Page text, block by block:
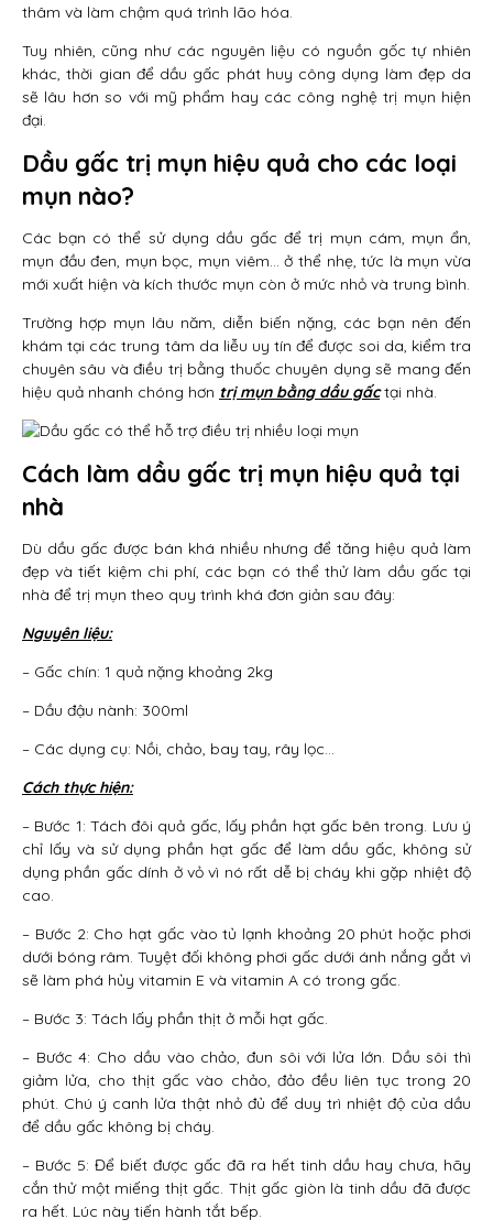
thâm và làm chậm quá trình lão hóa.
Tuy nhiên, cũng như các nguyên liệu có nguồn gốc tự nhiên
khác, thời gian để dầu gấc phát huy công dụng làm đẹp da
sẽ lâu hơn so với mỹ phẩm hay các công nghệ trị mụn hiện
đại.
Dầu gấc trị mụn hiệu quả cho các loại
mụn nào?
Các bạn có thể sử dụng dầu gấc để trị mụn cám, mụn ẩn,
mụn đầu đen, mụn bọc, mụn viêm… ở thể nhẹ, tức là mụn vừa
mới xuất hiện và kích thước mụn còn ở mức nhỏ và trung bình.
Trường hợp mụn lâu năm, diễn biến nặng, các bạn nên đến
khám tại các trung tâm da liễu uy tín để được soi da, kiểm tra
chuyên sâu và điều trị bằng thuốc chuyên dụng sẽ mang đến
hiệu quả nhanh chóng hơn trị mụn bằng dầu gấctại nhà.
Cách làm dầu gấc trị mụn hiệu quả tại
nhà
Dù dầu gấc được bán khá nhiều nhưng để tăng hiệu quả làm
đẹp và tiết kiệm chi phí, các bạn có thể thử làm dầu gấc tại
nhà để trị mụn theo quy trình khá đơn giản sau đây:
Nguyên liệu:
– Gấc chín: 1 quả nặng khoảng 2kg
– Dầu đậu nành: 300ml
– Các dụng cụ: Nồi, chảo, bay tay, rây lọc…
Cách thực hiện:
– Bước 1: Tách đôi quả gấc, lấy phần hạt gấc bên trong. Lưu ý
chỉ lấy và sử dụng phần hạt gấc để làm dầu gấc, không sử
dụng phần gấc dính ở vỏ vì nó rất dễ bị cháy khi gặp nhiệt độ
cao.
– Bước 2: Cho hạt gấc vào tủ lạnh khoảng 20 phút hoặc phơi
dưới bóng râm. Tuyệt đối không phơi gấc dưới ánh nắng gắt vì
sẽ làm phá hủy vitamin E và vitamin A có trong gấc.
– Bước 3: Tách lấy phần thịt ở mỗi hạt gấc.
– Bước 4: Cho dầu vào chảo, đun sôi với lửa lớn. Dầu sôi thì
giảm lửa, cho thịt gấc vào chảo, đảo đều liên tục trong 20
phút. Chú ý canh lửa thật nhỏ đủ để duy trì nhiệt độ của dầu
để dầu gấc không bị cháy.
– Bước 5: Để biết được gấc đã ra hết tinh dầu hay chưa, hãy
cắn thử một miếng thịt gấc. Thịt gấc giòn là tinh dầu đã được
ra hết. Lúc này tiến hành tắt bếp.